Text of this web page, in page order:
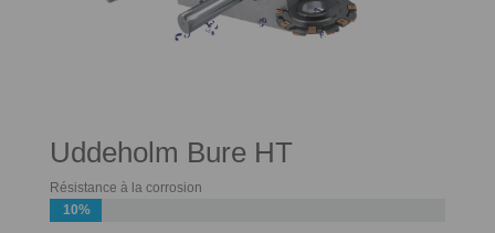
Uddeholm Bure HT
Résistance à la corrosion
10%